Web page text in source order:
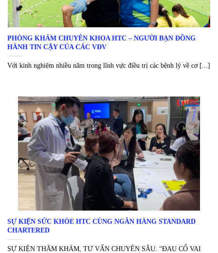
PHÒNG KHÁM CHUYÊN KHOA HTC – NGƯỜI BẠN ĐỒNG
HÀNH TIN CẬY CỦA CÁC VĐV
Với kinh nghiệm nhiều năm trong lĩnh vực điều trị các bệnh lý về cơ [...]
SỰ KIỆN SỨC KHỎE HTC CÙNG NGÂN HÀNG STANDARD
CHARTERED
SỰ KIỆN THĂM KHÁM, TƯ VẤN CHUYÊN SÂU: “ĐAU CỔ VAI